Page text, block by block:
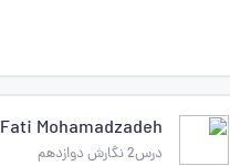
Fati Mohamadzadeh
درس2 نگارش دوازدهم